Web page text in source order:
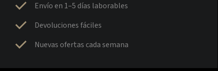
Envío en 1–5 días laborables
Devoluciones fáciles
Nuevas ofertas cada semana